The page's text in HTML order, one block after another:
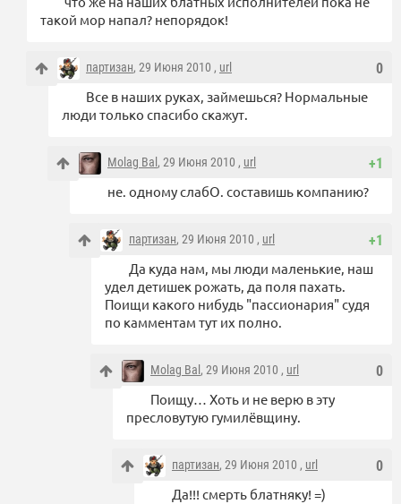
такой мор напал? непорядок!
0
партизан, 29 Июня 2010 , url
Все в наших руках, займешься? Нормальные
люди только спасибо скажут.
+1
Molag Bal , 29 Июня 2010 , url
не. одному слабО. составишь компанию?
+1
партизан, 29 Июня 2010 , url
Да куда нам, мы люди маленькие, наш
удел детишек рожать, да поля пахать.
Поищи какого нибудь "пассионария" судя
по камментам тут их полно.
0
Molag Bal , 29 Июня 2010 , url
Поищу… Хоть и не верю в эту
пресловутую гумилёвщину.
0
партизан, 29 Июня 2010 , url
Да!!! смерть блатняку! =)